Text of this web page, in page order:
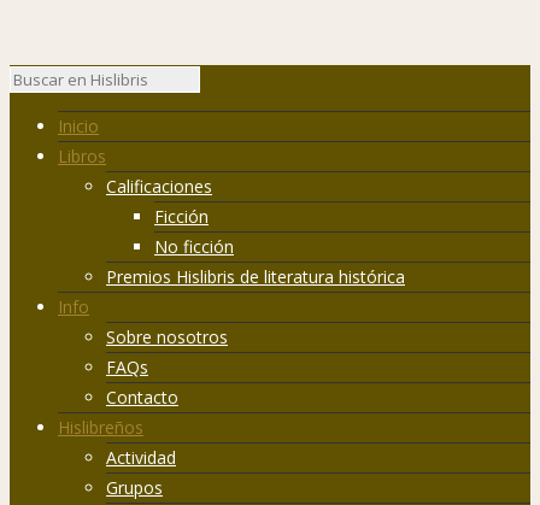
Inicio
Libros
Calificaciones
Ficción
No ficción
Premios Hislibris de literatura histórica
Info
Sobre nosotros
FAQs
Contacto
Hislibreños
Actividad
Grupos